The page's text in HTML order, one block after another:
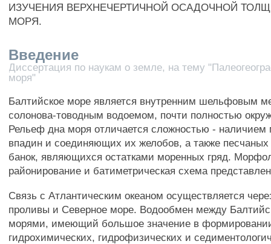
ИЗУЧЕНИЯ ВЕРХНЕЧЕРТИЧНОЙ ОСАДОЧНОЙ
МОРЯ.
Введение
Диссертация по наукам о земле, на тему
моря"
Балтийское море является внутренним шельфовым
солонова-товодным водоемом, почти полностью
Рельеф дна моря отличается сложностью - наличием
впадин и соединяющих их желобов, а также
банок, являющихся остатками моренных гряд.
районирование и батиметрическая схема
Связь с Атлантическим океаном осуществляется
проливы и Северное море. Водообмен между
морями, имеющий большое значение в
гидрохимических, гидрофизических и